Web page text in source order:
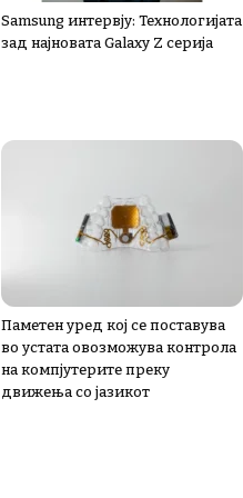
Samsung интервју: Технологијата
зад најновата Galaxy Z серија
Паметен уред кој се поставува
во устата овозможува контрола
на компјутерите преку
движења со јазикот